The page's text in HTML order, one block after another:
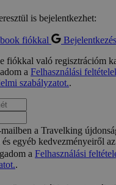
is bejelentkezhet:
fiókkal
fiókkal való regisztrációm
a Felhasználási
szabályzatot..
a Travelking
egyéb kedvezményeiről az
a Felhasználási
.